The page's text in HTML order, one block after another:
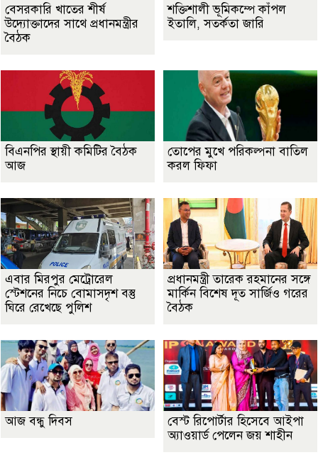
বেসরকারি খাতের শীর্ষ
উদ্যোক্তাদের সাথে প্রধানমন্ত্রীর
বৈঠক
শক্তিশালী ভূমিকম্পে কাঁপল
ইতালি, সতর্কতা জারি
বিএনপির স্থায়ী কমিটির বৈঠক
আজ
তোপের মুখে পরিকল্পনা বাতিল
করল ফিফা
এবার মিরপুর মেট্রোরেল
স্টেশনের নিচে বোমাসদৃশ বস্তু
ঘিরে রেখেছে পুলিশ
প্রধানমন্ত্রী তারেক রহমানের সঙ্গে
মার্কিন বিশেষ দূত সার্জিও গরের
বৈঠক
আজ বন্ধু দিবস
বেস্ট রিপোর্টার হিসেবে আইপা
অ্যাওয়ার্ড পেলেন জয় শাহীন